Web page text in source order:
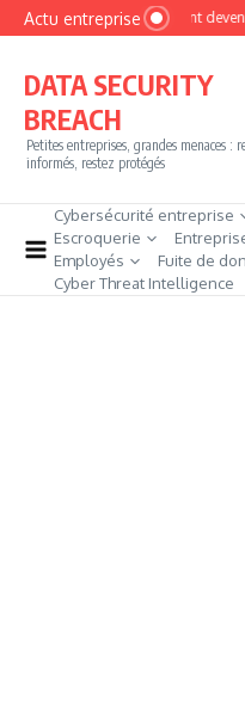
Aller au contenu
Actu entrepriseComment
DATA SECURITY
BREACH
Petites entreprises, grandes menaces :
informés, restez protégés
Cybersécurité entreprise
Escroquerie
Employés
Fuite de
Cyber Threat Intelligence